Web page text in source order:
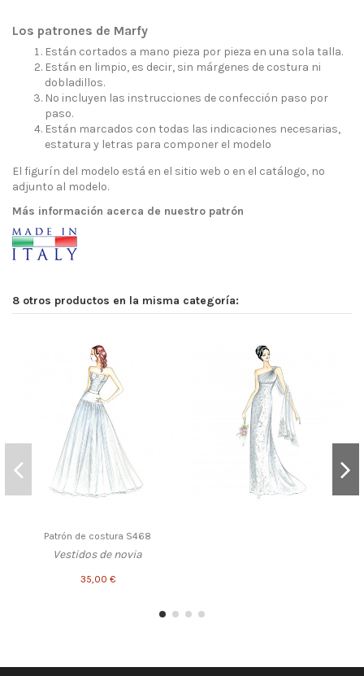
Los patrones de Marfy
Están cortados a mano pieza por pieza en una sola talla.
Están en limpio, es decir, sin márgenes de costura ni
dobladillos.
No incluyen las instrucciones de confección paso por
paso.
Están marcados con todas las indicaciones necesarias,
estatura y letras para componer el modelo
El figurín del modelo está en el sitio web o en el catálogo, no
adjunto al modelo.
Más información acerca de nuestro patrón
8 otros productos en la misma categoría:
Patrón de costura S468
Vestidos de novia
35,00 €